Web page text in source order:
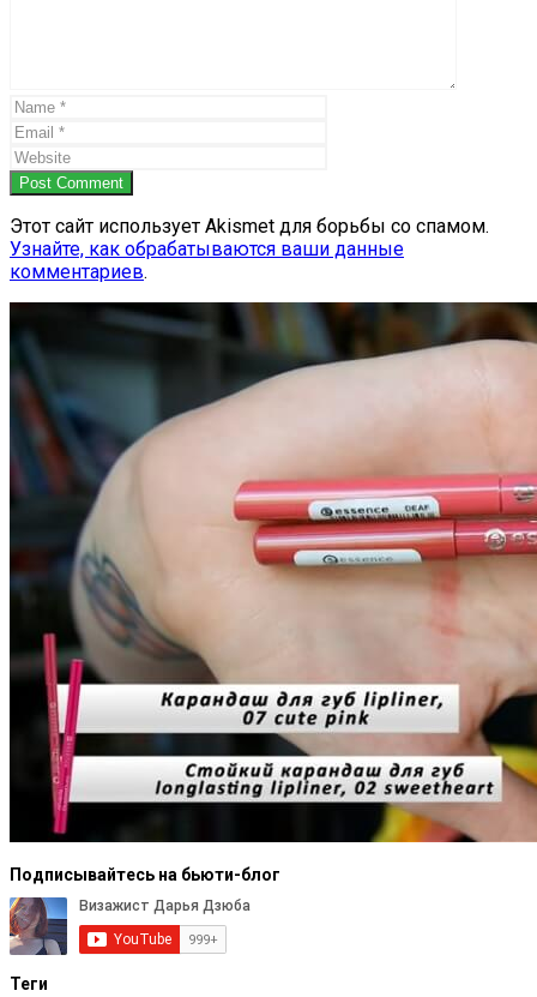
Post Comment
Этот сайт использует Akismet для борьбы со спамом.
Узнайте, как обрабатываются ваши данные
комментариев.
Подписывайтесь на бьюти-блог
Теги